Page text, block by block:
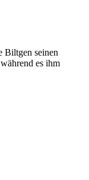
Biltgen seinen
es ihm